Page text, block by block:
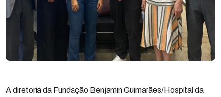
A diretoria da Fundação Benjamin Guimarães/Hospital da